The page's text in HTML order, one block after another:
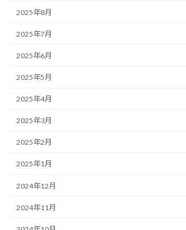
2025年8月
2025年7月
2025年6月
2025年5月
2025年4月
2025年3月
2025年2月
2025年1月
2024年12月
2024年11月